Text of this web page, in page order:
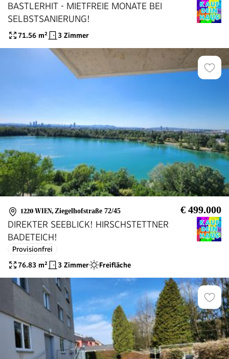
BASTLERHIT - MIETFREIE MONATE BEI
SELBSTSANIERUNG!
71.56 m² 3 Zimmer
1220 WIEN, Ziegelhofstraße 72/45 € 499.000
DIREKTER SEEBLICK! HIRSCHSTETTNER
BADETEICH!
Provisionfrei
76.83 m² 3 Zimmer Freifläche